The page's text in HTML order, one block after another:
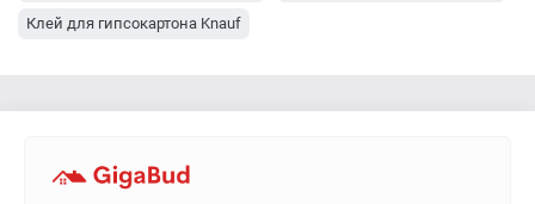
Клей для гипсокартона Knauf